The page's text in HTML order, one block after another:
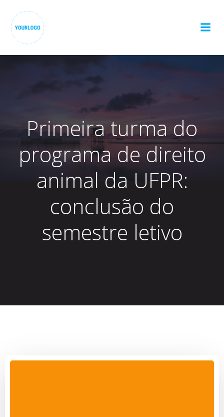
Primeira turma do
programa de direito
animal da UFPR:
conclusão do
semestre letivo